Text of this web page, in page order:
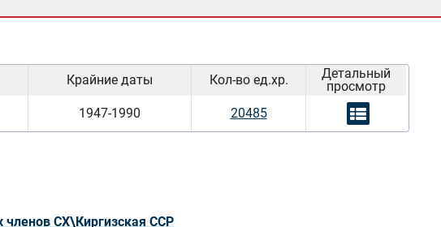
Крайние даты Кол-во ед.хр.
Детальный
просмотр
1947-1990 20485
СХ\Киргизская ССР